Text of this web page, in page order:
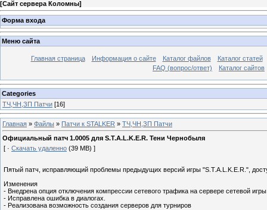
[Сайт сервера Коломны]
Форма входа
Меню сайта
Главная страница Информация о сайте Каталог файлов
Каталог статей
FAQ (вопрос/ответ)
Каталог сайтов
Categories
ТЧ,ЧН,ЗП Патчи [16]
Главная » Файлы » Патчи к STALKER » ТЧ,ЧН,ЗП Патчи
Официальный патч 1.0005 для S.T.A.L.K.E.R. Тени Чернобыля
[ · Скачать удаленно (39 MB) ]
Пятый патч, исправляющий проблемы предыдущих версий игры "S.T.A.L.K.E.R.",
Изменения
- Внедрена опция отключения компрессии сетевого трафика на сервере сетевой игры
- Исправлена ошибка в диалогах.
- Реализована возможность создания серверов для турниров